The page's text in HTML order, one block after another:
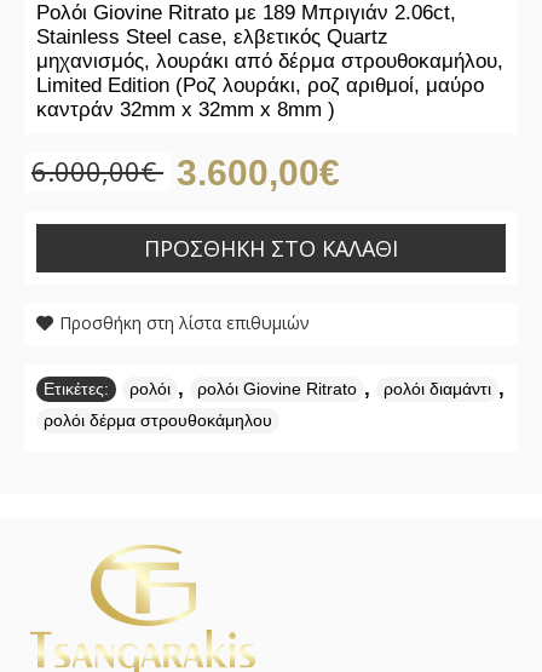
Ρολόι Giovine Ritrato με 189 Μπριγιάν 2.06ct,
Stainless Steel case, ελβετικός Quartz
μηχανισμός, λουράκι από δέρμα στρουθοκαμήλου,
Limited Edition (Ροζ λουράκι, ροζ αριθμοί, μαύρο
καντράν 32mm x 32mm x 8mm )
6.000,00€ 3.600,00€
ΠΡΟΣΘΉΚΗ ΣΤΟ ΚΑΛΆΘΙ
Προσθήκη στη λίστα επιθυμιών
Ετικέτες: ρολόι , ρολόι Giovine Ritrato , ρολόι διαμάντι ,
ρολόι δέρμα στρουθοκάμηλου